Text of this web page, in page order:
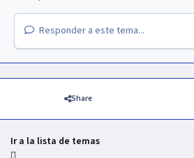
Responder a este tema...
Share
Ir a la lista de temas